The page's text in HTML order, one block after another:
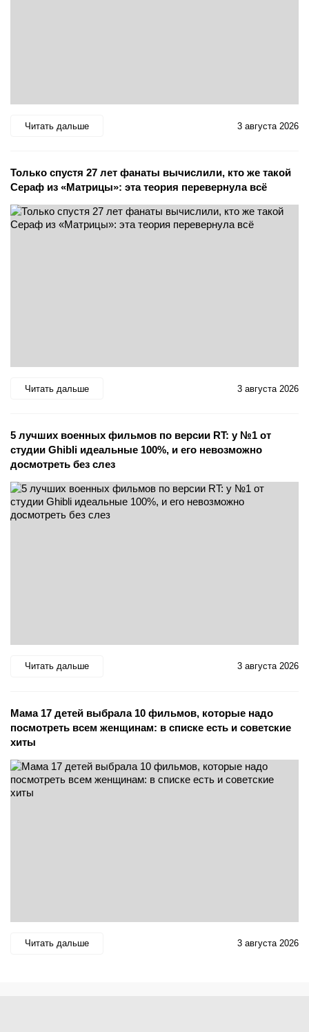
Читать дальше 3 августа 2026
Только спустя 27 лет фанаты вычислили, кто же такой
Сераф из «Матрицы»: эта теория перевернула всё
Читать дальше 3 августа 2026
5 лучших военных фильмов по версии RT: у №1 от
студии Ghibli идеальные 100%, и его невозможно
досмотреть без слез
Читать дальше 3 августа 2026
Мама 17 детей выбрала 10 фильмов, которые надо
посмотреть всем женщинам: в списке есть и советские
хиты
Читать дальше 3 августа 2026